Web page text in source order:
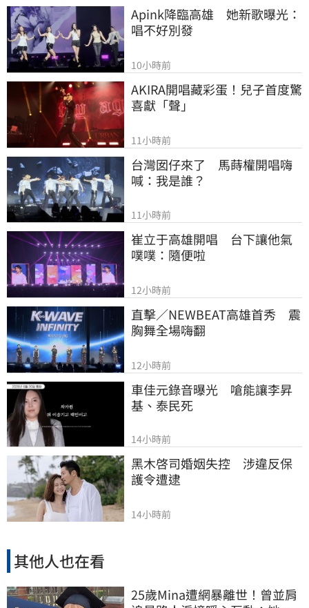
Apink降臨高雄　她新歌曝光：
唱不好別發
10小時前
AKIRA開唱藏彩蛋！兒子首度驚
喜獻「聲」
11小時前
台灣囡仔來了　馬蒔權開唱嗨
喊：我是誰？
11小時前
崔立于高雄開唱　台下讓他氣
噗噗：隨便啦
12小時前
直擊／NEWBEAT高雄首秀　震
胸舞全場嗨翻
12小時前
車佳元錄音曝光　嗆能讓李昇
基、泰民死
14小時前
黑木啓司婚姻失控　涉違反保
護令遭逮
14小時前
其他人也在看
25歲Mina遭網暴離世！曾並肩